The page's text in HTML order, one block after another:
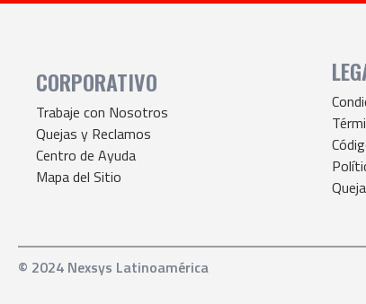
CORPORATIVO
Trabaje con Nosotros
Quejas y Reclamos
Centro de Ayuda
Mapa del Sitio
© 2024 Nexsys Latinoamérica